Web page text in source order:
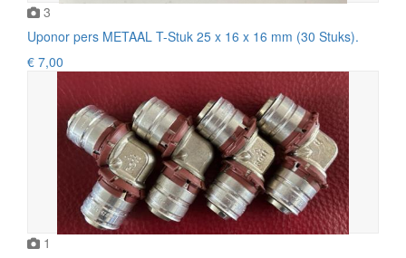
3
Uponor pers METAAL T-Stuk 25 x 16 x 16 mm (30 Stuks).
€ 7,00
1